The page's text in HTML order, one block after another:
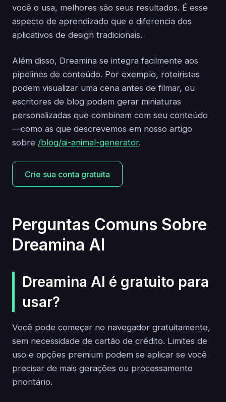
você o usa, melhores são seus resultados. É esse
aspecto de aprendizado que o diferencia dos
aplicativos de design tradicionais.
Além disso, Dreamina se integra facilmente aos
pipelines de conteúdo. Por exemplo, roteiristas
podem visualizar uma cena antes de filmar, ou
escritores de blog podem gerar miniaturas
personalizadas que combinam com seu conteúdo
—como as que descrevemos em nosso artigo
sobre /blog/ai-animal-generator.
Crie sua conta gratuita
Perguntas Comuns Sobre
Dreamina AI
Dreamina AI é gratuito para
usar?
Você pode começar no navegador gratuitamente,
sem necessidade de cartão de crédito. Limites de
uso e opções premium podem se aplicar se você
precisar de mais gerações ou processamento
prioritário.